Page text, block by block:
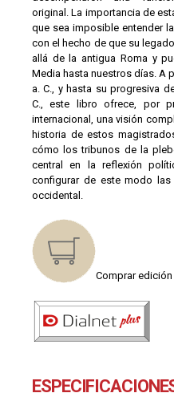
original. La importancia de
que sea imposible entender
con el hecho de que su
allá de la antigua Roma y
Media hasta nuestros días. A
a. C., y hasta su progresiva
C., este libro ofrece, por
internacional, una visión
historia de estos
cómo los tribunos de la
central en la reflexión
configurar de este modo
occidental.
Comprar